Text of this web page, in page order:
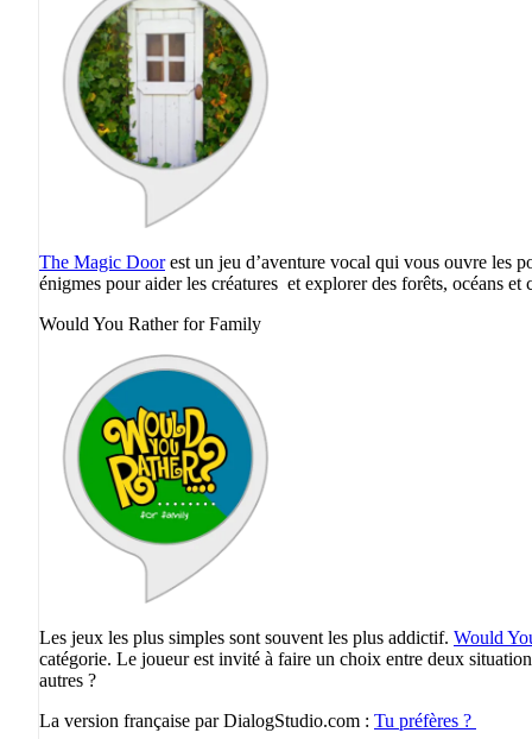
The Magic Doorest un jeu d’aventure vocal qui vous ouvre les
énigmes pour aider les créatures et explorer des forêts, océans
Would You Rather for Family
Les jeux les plus simples sont souvent les plus addictif. Would
catégorie. Le joueur est invité à faire un choix entre deux
autres ?
La version française par DialogStudio.com : Tu préfères ?